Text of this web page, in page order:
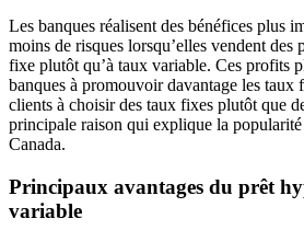
Les banques réalisent des bénéfices plus
moins de risques lorsqu’elles vendent des
fixe plutôt qu’à taux variable. Ces profits
banques à promouvoir davantage les taux
clients à choisir des taux fixes plutôt que
principale raison qui explique la
Canada.
Principaux avantages du prêt
variable